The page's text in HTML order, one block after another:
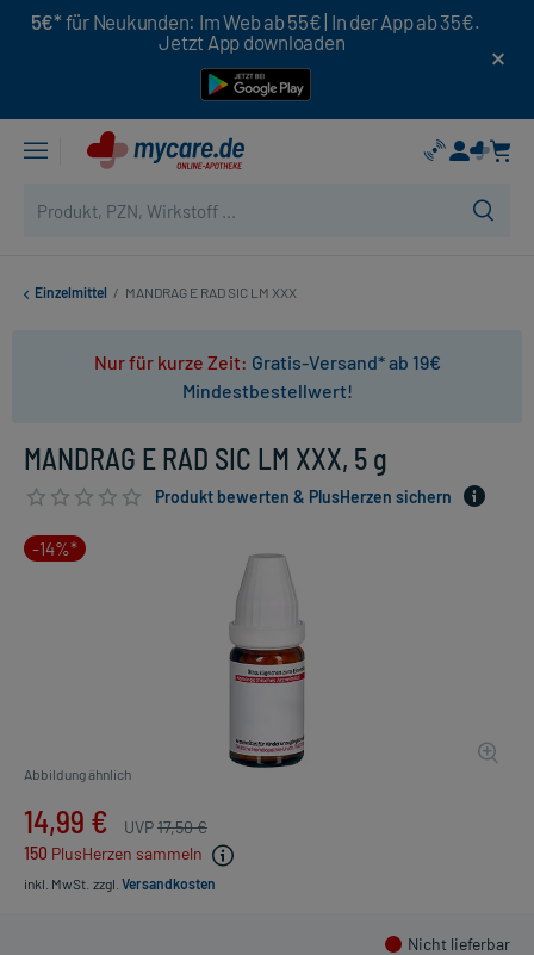
5€* für Neukunden: Im Web ab 55€ | In der App ab 35€.
Jetzt App downloaden
Einzelmittel / MANDRAG E RAD SIC LM XXX
Nur für kurze Zeit: Gratis-Versand* ab 19€
Mindestbestellwert!
MANDRAG E RAD SIC LM XXX, 5 g
Produkt bewerten & PlusHerzen sichern
-14%*
Abbildung ähnlich
14,99 € UVP17,50 €
150 PlusHerzen sammeln
inkl. MwSt. zzgl. Versandkosten
Nicht lieferbar